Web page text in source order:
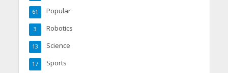
Popular
61
Robotics
3
Science
13
Sports
17